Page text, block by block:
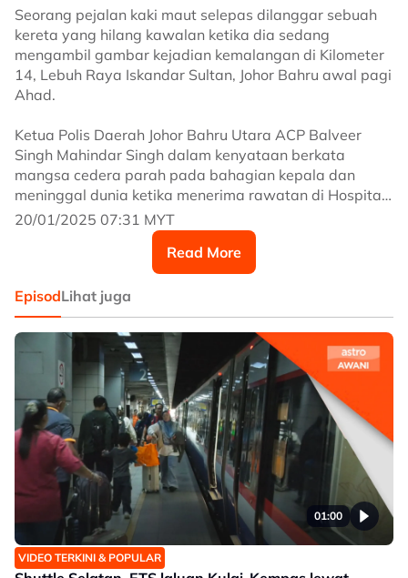
Seorang pejalan kaki maut selepas dilanggar sebuah
kereta yang hilang kawalan ketika dia sedang
mengambil gambar kejadian kemalangan di Kilometer
14, Lebuh Raya Iskandar Sultan, Johor Bahru awal pagi
Ahad.
Ketua Polis Daerah Johor Bahru Utara ACP Balveer
Singh Mahindar Singh dalam kenyataan berkata
mangsa cedera parah pada bahagian kepala dan
meninggal dunia ketika menerima rawatan di Hospital
Sultanah Aminah.
20/01/2025 07:31 MYT
Read More
EpisodLihat juga
01:00
VIDEO TERKINI & POPULAR